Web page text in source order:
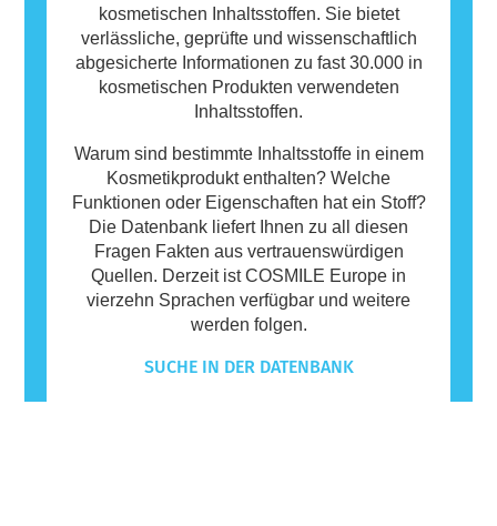
kosmetischen Inhaltsstoffen. Sie bietet
verlässliche, geprüfte und wissenschaftlich
abgesicherte Informationen zu fast 30.000 in
kosmetischen Produkten verwendeten
Inhaltsstoffen.
Warum sind bestimmte Inhaltsstoffe in einem
Kosmetikprodukt enthalten? Welche
Funktionen oder Eigenschaften hat ein Stoff?
Die Datenbank liefert Ihnen zu all diesen
Fragen Fakten aus vertrauenswürdigen
Quellen. Derzeit ist COSMILE Europe in
vierzehn Sprachen verfügbar und weitere
werden folgen.
SUCHE IN DER DATENBANK